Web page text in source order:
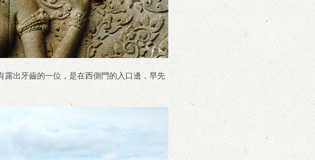
出牙齒的一位，是在西側門的入口邊，早先